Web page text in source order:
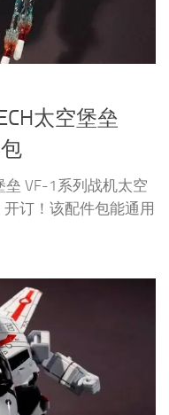
太空堡垒
垒 VF-1系列战机太空
开订！该配件包能通用